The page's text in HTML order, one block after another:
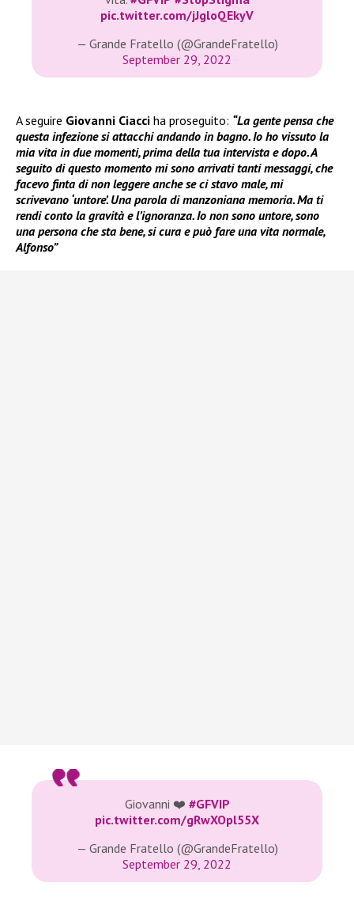
pic.twitter.com/jJgloQEkyV
— Grande Fratello (@GrandeFratello)
September 29, 2022
A seguire Giovanni Ciacci ha proseguito: “La gente pensa che
questa infezione si attacchi andando in bagno. Io ho vissuto la
mia vita in due momenti, prima della tua intervista e dopo. A
seguito di questo momento mi sono arrivati tanti messaggi, che
facevo finta di non leggere anche se ci stavo male, mi
scrivevano ‘untore’. Una parola di manzoniana memoria. Ma ti
rendi conto la gravità e l’ignoranza. Io non sono untore, sono
una persona che sta bene, si cura e può fare una vita normale,
Alfonso”
Giovanni ❤️ #GFVIP
pic.twitter.com/gRwXOpl55X
— Grande Fratello (@GrandeFratello)
September 29, 2022